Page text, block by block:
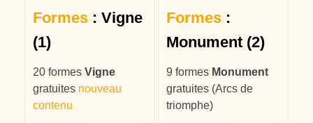
Formes : Vigne
(1)
20 formesVigne
gratuites nouveau
contenu
Formes:
Monument (2)
9 formes Monument
gratuites (Arcs de
triomphe)